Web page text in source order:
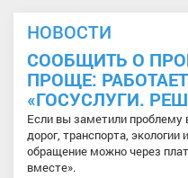
НОВОСТИ
СООБЩИТЬ О
ПРОЩЕ:
«ГОСУСЛУГИ.
Если вы заметили проблему
дорог, транспорта,
обращение можно через
вместе».